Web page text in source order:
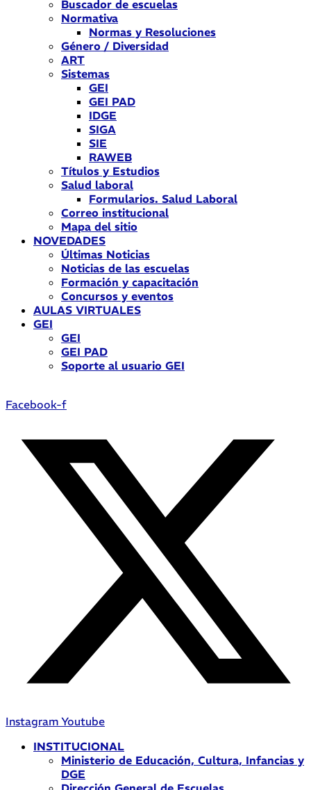
Buscador de escuelas
Normativa
Normas y Resoluciones
Género / Diversidad
ART
Sistemas
GEI
GEI PAD
IDGE
SIGA
SIE
RAWEB
Títulos y Estudios
Salud laboral
Formularios. Salud Laboral
Correo institucional
Mapa del sitio
NOVEDADES
Últimas Noticias
Noticias de las escuelas
Formación y capacitación
Concursos y eventos
AULAS VIRTUALES
GEI
GEI
GEI PAD
Soporte al usuario GEI
Facebook-f
Instagram Youtube
INSTITUCIONAL
Ministerio de Educación, Cultura, Infancias y
DGE